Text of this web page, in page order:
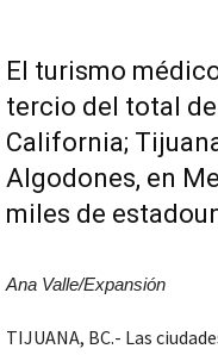
El turismo
tercio del total
California;
Algodones, en
miles de
Ana Valle/Expansión
TIJUANA, BC.- Las